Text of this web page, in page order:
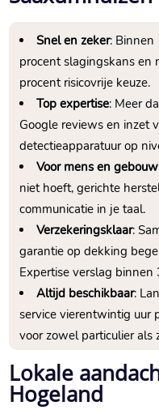
Snel en zeker: Binnen
procent slagingskans en
procent risicovrije keuze.​
Top expertise: Meer
Google reviews en inzet
detectieapparatuur op
Voor mens en gebouw
niet hoeft, gerichte
communicatie in je taal.​
Verzekeringsklaar:
garantie op dekking
Expertise verslag binnen
Altijd beschikbaar:
service vierentwintig uur
voor zowel particulier als
Lokale
Hogeland